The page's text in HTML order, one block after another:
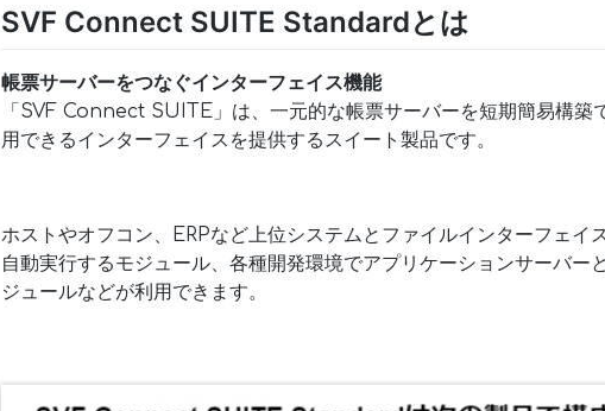
SVF Connect SUITE Standardとは
帳票サーバーをつなぐインターフェイス機能
「SVF Connect SUITE」は、一元的な帳票サーバーを短期簡易構築
用できるインターフェイスを提供するスイート製品です。
ホストやオフコン、ERPなど上位システムとファイルインターフェイ
自動実行するモジュール、各種開発環境でアプリケーションサーバー
ジュールなどが利用できます。